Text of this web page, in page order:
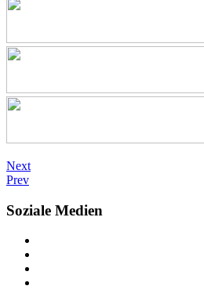
Next
Prev
Soziale Medien